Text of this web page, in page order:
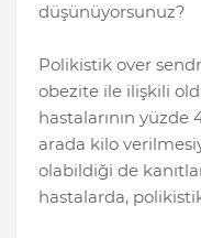
düşünüyorsunuz?
Polikistik over
obezite ile ilişkili
hastalarının
arada kilo
olabildiği de
hastalarda,